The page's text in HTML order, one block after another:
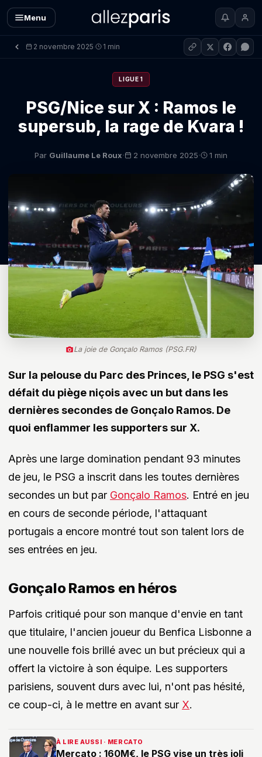
Menu
2 novembre 2025· 1 min
LIGUE 1
PSG/Nice sur X : Ramos le
supersub, la rage de Kvara !
Par Guillaume Le Roux· 2 novembre 2025· 1 min
La joie de Gonçalo Ramos (PSG.FR)
Sur la pelouse du Parc des Princes, le PSG s'est
défait du piège niçois avec un but dans les
dernières secondes de Gonçalo Ramos. De
quoi enflammer les supporters sur X.
Après une large domination pendant 93 minutes
de jeu, le PSG a inscrit dans les toutes dernières
secondes un but par Gonçalo Ramos. Entré en jeu
en cours de seconde période, l'attaquant
portugais a encore montré tout son talent lors de
ses entrées en jeu.
Gonçalo Ramos en héros
Parfois critiqué pour son manque d'envie en tant
que titulaire, l'ancien joueur du Benfica Lisbonne a
une nouvelle fois brillé avec un but précieux qui a
offert la victoire à son équipe. Les supporters
parisiens, souvent durs avec lui, n'ont pas hésité,
ce coup-ci, à le mettre en avant sur X.
À LIRE AUSSI · MERCATO
Mercato : 160M€, le PSG vise un très joli